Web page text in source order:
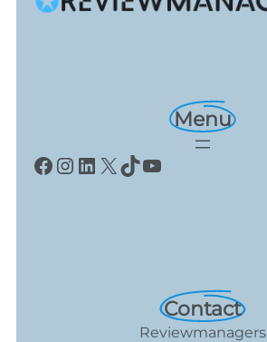
Menu
Facebook
Instagram
LinkedIn
X TikTok
YouTube
Contact
Reviewmanagers